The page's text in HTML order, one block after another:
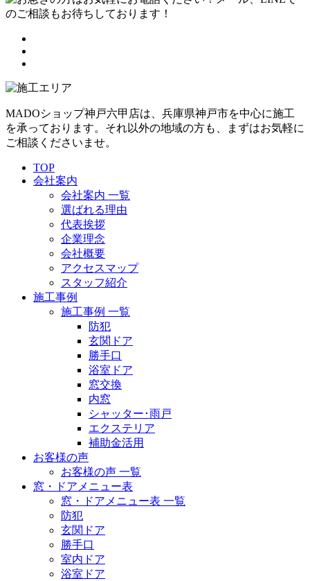
MADOショップ神戸六甲店は、兵庫県神戸市を中心に施工
を承っております。それ以外の地域の方も、まずはお気軽に
ご相談くださいませ。
TOP
会社案内
会社案内 一覧
選ばれる理由
代表挨拶
企業理念
会社概要
アクセスマップ
スタッフ紹介
施工事例
施工事例 一覧
防犯
玄関ドア
勝手口
浴室ドア
窓交換
内窓
シャッター･雨戸
エクステリア
補助金活用
お客様の声
お客様の声 一覧
窓・ドアメニュー表
窓・ドアメニュー表 一覧
防犯
玄関ドア
勝手口
室内ドア
浴室ドア